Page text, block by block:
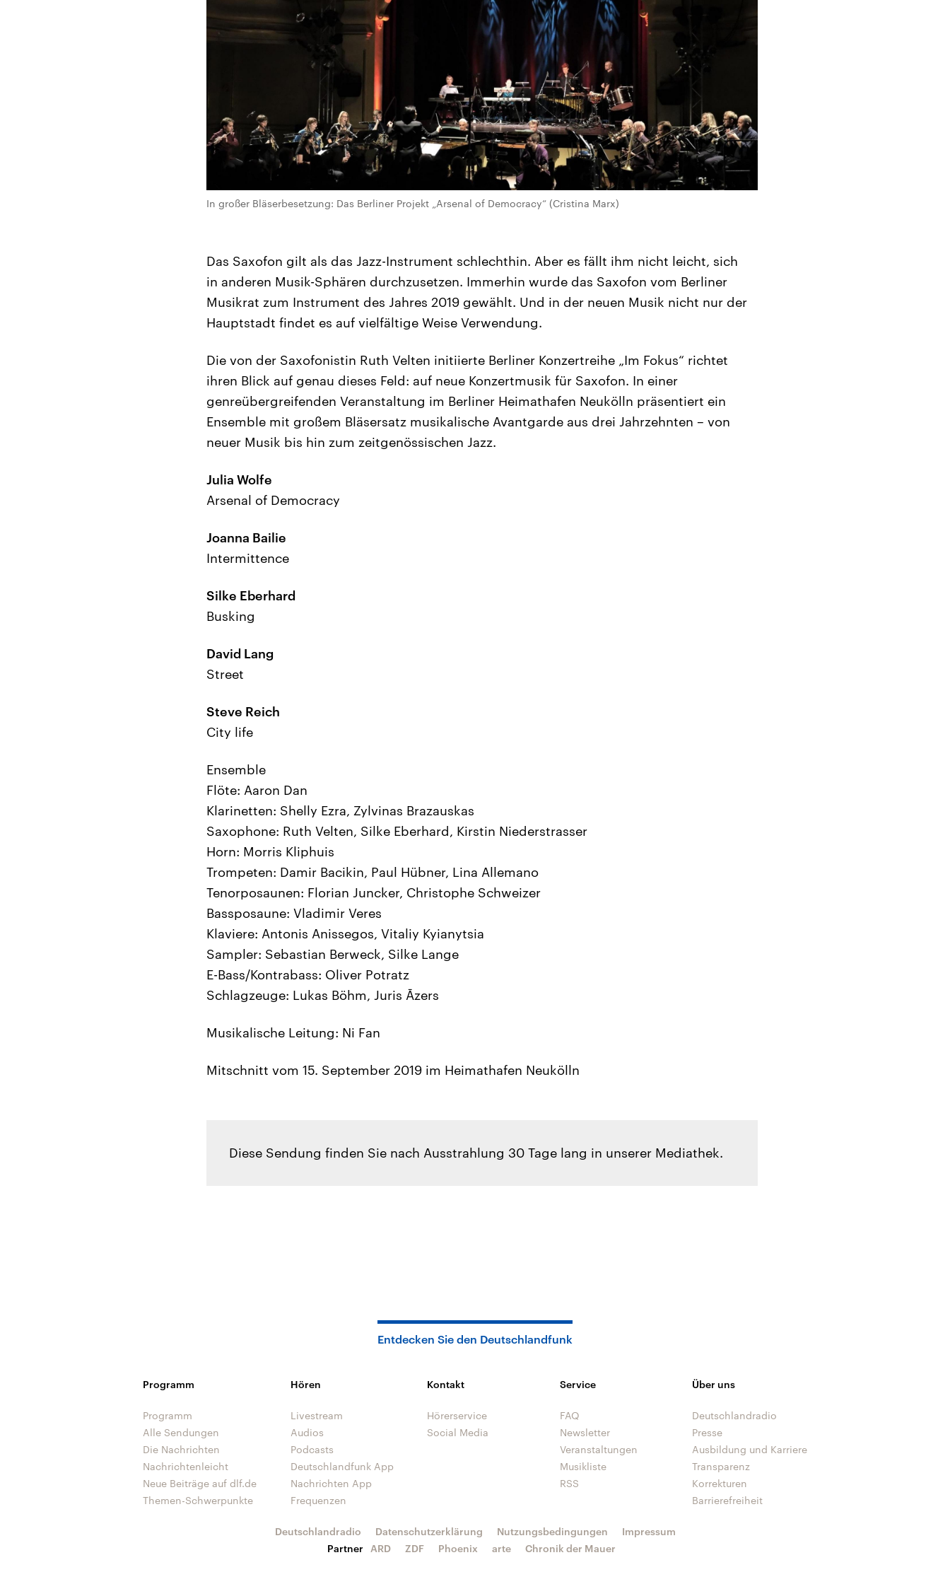
In großer Bläserbesetzung: Das Berliner Projekt „Arsenal of Democracy“ (Cristina Marx)
Das Saxofon gilt als das Jazz-Instrument schlechthin. Aber es fällt ihm nicht leicht, sich
in anderen Musik-Sphären durchzusetzen. Immerhin wurde das Saxofon vom Berliner
Musikrat zum Instrument des Jahres 2019 gewählt. Und in der neuen Musik nicht nur der
Hauptstadt findet es auf vielfältige Weise Verwendung.
Die von der Saxofonistin Ruth Velten initiierte Berliner Konzertreihe „Im Fokus“ richtet
ihren Blick auf genau dieses Feld: auf neue Konzertmusik für Saxofon. In einer
genreübergreifenden Veranstaltung im Berliner Heimathafen Neukölln präsentiert ein
Ensemble mit großem Bläsersatz musikalische Avantgarde aus drei Jahrzehnten – von
neuer Musik bis hin zum zeitgenössischen Jazz.
Julia Wolfe
Arsenal of Democracy
Joanna Bailie
Intermittence
Silke Eberhard
Busking
David Lang
Street
Steve Reich
City life
Ensemble
Flöte: Aaron Dan
Klarinetten: Shelly Ezra, Zylvinas Brazauskas
Saxophone: Ruth Velten, Silke Eberhard, Kirstin Niederstrasser
Horn: Morris Kliphuis
Trompeten: Damir Bacikin, Paul Hübner, Lina Allemano
Tenorposaunen: Florian Juncker, Christophe Schweizer
Bassposaune: Vladimir Veres
Klaviere: Antonis Anissegos, Vitaliy Kyianytsia
Sampler: Sebastian Berweck, Silke Lange
E-Bass/Kontrabass: Oliver Potratz
Schlagzeuge: Lukas Böhm, Juris Āzers
Musikalische Leitung: Ni Fan
Mitschnitt vom 15. September 2019 im Heimathafen Neukölln
Diese Sendung finden Sie nach Ausstrahlung 30 Tage lang in unserer Mediathek.
Entdecken Sie den Deutschlandfunk
Programm
Programm
Alle Sendungen
Die Nachrichten
Nachrichtenleicht
Neue Beiträge auf dlf.de
Themen-Schwerpunkte
Hören
Livestream
Audios
Podcasts
Deutschlandfunk App
Nachrichten App
Frequenzen
Kontakt
Hörerservice
Social Media
Service
FAQ
Newsletter
Veranstaltungen
Musikliste
RSS
Über uns
Deutschlandradio
Presse
Ausbildung und Karriere
Transparenz
Korrekturen
Barrierefreiheit
Deutschlandradio Datenschutzerklärung Nutzungsbedingungen
Impressum
Partner
ARD ZDF Phoenix arte Chronik der Mauer